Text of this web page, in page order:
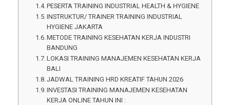
PESERTA TRAINING INDUSTRIAL HEALTH & HYGIENE
INSTRUKTUR/ TRAINER TRAINING INDUSTRIAL
HYGIENE JAKARTA
METODE TRAINING KESEHATAN KERJA INDUSTRI
BANDUNG
LOKASI TRAINING MANAJEMEN KESEHATAN KERJA
BALI
JADWAL TRAINING HRD KREATIF TAHUN 2026
INVESTASI TRAINING MANAJEMEN KESEHATAN
KERJA ONLINE TAHUN INI :